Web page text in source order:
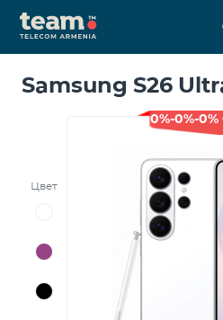
Samsung S26
Цвет
0%-0%-0%